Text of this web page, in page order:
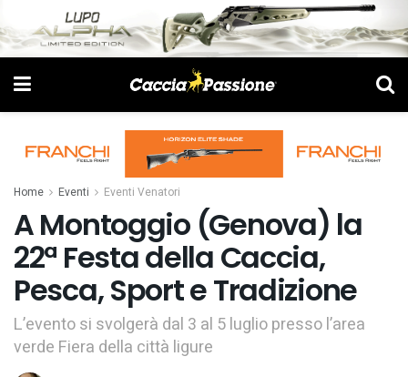
Home Eventi Eventi Venatori
A Montoggio (Genova) la
22ª Festa della Caccia,
Pesca, Sport e Tradizione
L’evento si svolgerà dal 3 al 5 luglio presso l’area
verde Fiera della città ligure